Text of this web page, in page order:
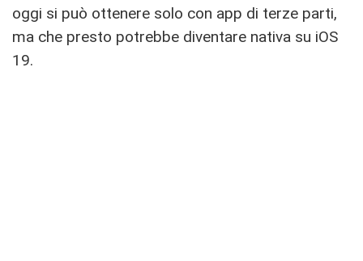
oggi si può ottenere solo con app di terze parti,
ma che presto potrebbe diventare nativa su iOS
19.